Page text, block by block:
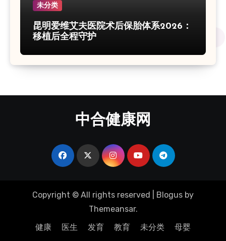
未分类
昆明爱维艾夫医院术后保胎体系2026：
移植后全程守护
中合健康网
Copyright © All rights reserved Blogus by
Themeansar.
健康
医生 发育 教育 未分类 母婴